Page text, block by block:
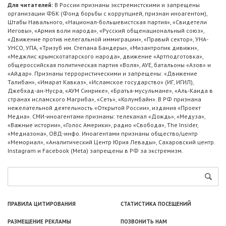
Для читателей: В России признаны экстремистскими и запрещены
организации ФБК (Фонд борьбы с коррупцией, признан иноагентом),
Штабы Навального, «Национал-большевистская партия», «Свидетели
Иеговы», «Армия воли народа», «Русский общенациональный союз»,
«Движение против нелегальной иммиграции», «Правый сектор», УНА-
УНСО, УПА, «Тризуб им. Степана Бандеры», «Мизантропик дивижн»,
«Меджлис крымскотатарского народа», движение «Артподготовка»,
общероссийская политическая партия «Воля», АУЕ, батальоны «Азов» и
«Айдар». Признаны террористическими и запрещены: «Движение
Талибан», «Имарат Кавказ», «Исламское государство» (ИГ, ИГИЛ),
Джебхад-ан-Нусра, «АУМ Синрике», «Братья-мусульмане», «Аль-Каида в
странах исламского Магриба», «Сеть», «Колумбайн». В РФ признана
нежелательной деятельность «Открытой России», издания «Проект
Медиа». СМИ-иноагентами признаны: телеканал «Дождь», «Медуза»,
«Важные истории», «Голос Америки», радио «Свобода», The Insider,
«Медиазона», ОВД-инфо. Иноагентами признаны общество/центр
«Мемориал», «Аналитический Центр Юрия Левады», Сахаровский центр.
Instagram и Facebook (Metа) запрещены в РФ за экстремизм.
ПРАВИЛА ЦИТИРОВАНИЯ СТАТИСТИКА ПОСЕЩЕНИЙ
РАЗМЕЩЕНИЕ РЕКЛАМЫ ПОЗВОНИТЬ НАМ